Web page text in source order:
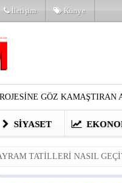
İletişim Künye
GÖZ KAMAŞTIRAN
HARUN CİCİ:
TAMDERE YAPRAKLI
SIYASET
TATİLLERİ NASIL